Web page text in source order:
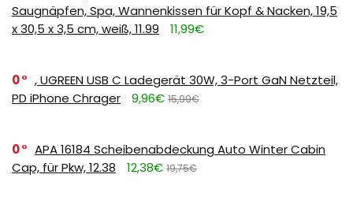
Saugnäpfen, Spa, Wannenkissen für Kopf & Nacken, 19,5
x 30,5 x 3,5 cm, weiß, 11.99
11,99€
0
, UGREEN USB C Ladegerät 30W, 3-Port GaN Netzteil,
PD iPhone Chrager
9,96€ 15,99€
0
APA 16184 Scheibenabdeckung Auto Winter Cabin
Cap, für Pkw, 12.38
12,38€ 19,75€